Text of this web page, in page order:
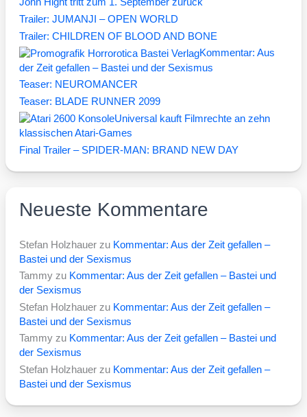
John Hight tritt zum 1. September zurück
Trailer: JUMANJI – OPEN WORLD
Trailer: CHILDREN OF BLOOD AND BONE
Kommentar: Aus
der Zeit gefallen – Bastei und der Sexismus
Teaser: NEUROMANCER
Teaser: BLADE RUNNER 2099
Universal kauft Filmrechte an zehn
klassischen Atari-Games
Final Trailer – SPIDER-MAN: BRAND NEW DAY
Neueste Kommentare
Stefan Holzhauer zu Kommentar: Aus der Zeit gefallen –
Bastei und der Sexismus
Tammy zu Kommentar: Aus der Zeit gefallen – Bastei und
der Sexismus
Stefan Holzhauer zu Kommentar: Aus der Zeit gefallen –
Bastei und der Sexismus
Tammy zu Kommentar: Aus der Zeit gefallen – Bastei und
der Sexismus
Stefan Holzhauer zu Kommentar: Aus der Zeit gefallen –
Bastei und der Sexismus